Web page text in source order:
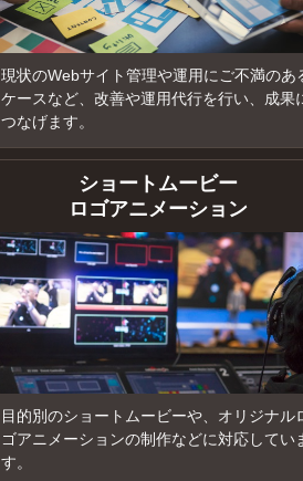
現状のWebサイト管理や運用にご不満のあ
ケースなど、改善や運用代行を行い、成果
つなげます。
ショートムービー
ロゴアニメーション
目的別のショートムービーや、オリジナル
ゴアニメーションの制作などに対応してい
す。